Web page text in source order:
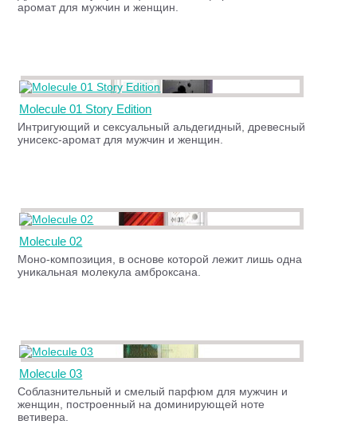
аромат для мужчин и женщин.
Molecule 01 Story Edition
Интригующий и сексуальный альдегидный, древесный
унисекс-аромат для мужчин и женщин.
Molecule 02
Моно-композиция, в основе которой лежит лишь одна
уникальная молекула амброксана.
Molecule 03
Cоблазнительный и смелый парфюм для мужчин и
женщин, построенный на доминирующей ноте
ветивера.